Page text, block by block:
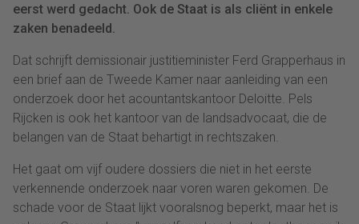
eerst werd gedacht. Ook de Staat is als cliënt in enkele
zaken benadeeld.
Dat schrijft demissionair justitieminister Ferd Grapperhaus in
een brief aan de Tweede Kamer naar aanleiding van een
onderzoek door het acountantskantoor Deloitte. Pels
Rijcken is ook het kantoor van de landsadvocaat, die de
belangen van de Staat behartigt in rechtszaken.
Het gaat om vijf oudere dossiers die niet in het eerste
verkennende onderzoek naar voren waren gekomen. De
schade voor de Staat lijkt vooralsnog beperkt, maar het is